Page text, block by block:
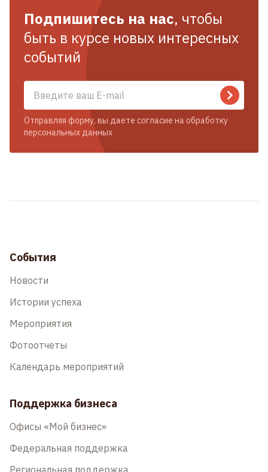
Подпишитесь на нас, чтобы
быть в курсе новых интересных
событий
Отправляя форму, вы даете согласие на обработку
персональных данных
События
Новости
Истории успеха
Мероприятия
Фотоотчеты
Календарь мероприятий
Поддержка бизнеса
Офисы «Мой бизнес»
Федеральная поддержка
Региональная поддержка